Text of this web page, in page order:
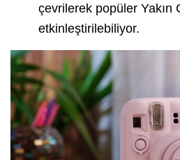
çevrilerek popüler Yakın
etkinleştirilebiliyor.